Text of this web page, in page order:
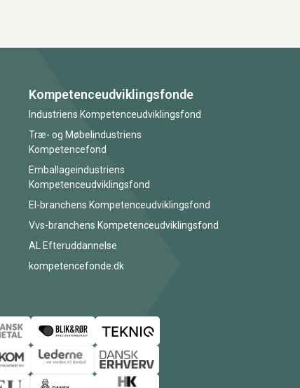
Kompetenceudviklingsfonde
Industriens Kompetenceudviklingsfond
Træ- og Møbelindustriens
Kompetencefond
Emballageindustriens
Kompetenceudviklingsfond
El-branchens Kompetenceudviklingsfond
Vvs-branchens Kompetenceudviklingsfond
AL Efteruddannelse
kompetencefonde.dk